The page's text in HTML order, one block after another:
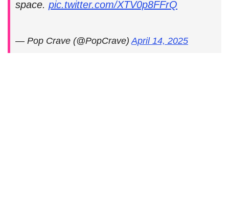
space. pic.twitter.com/XTV0p8FFrQ
— Pop Crave (@PopCrave) April 14, 2025